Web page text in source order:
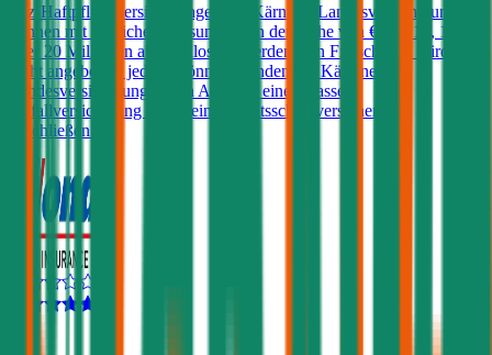
Kfz-Haftpflichtversicherungen der Kärntner Landesversicherung
können mit Versicherungssummen in der Höhe von € 7,6, 10, 15
oder 20 Millionen abgeschlossen werden. Ein Freischaden wird
nicht angeboten, jedoch können Kunden der Kärntner
Landesversicherung gegen Aufpreis eine Insassen-
Unfallversicherung sowie eine Rechtsschutzversicherung
abschließen.